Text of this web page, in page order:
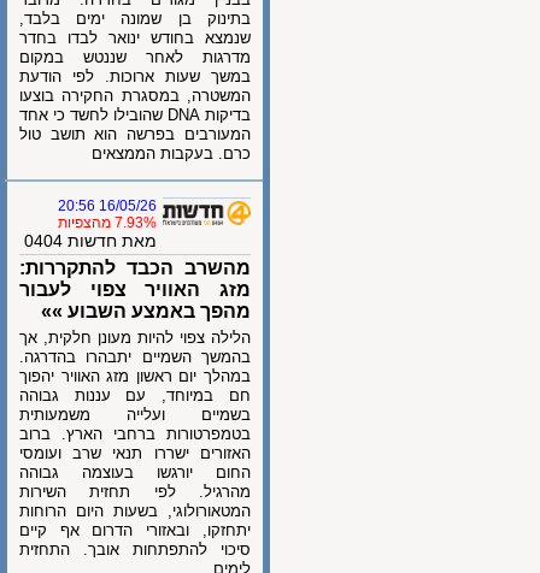
בתינוק בן שמונה ימים בלבד,
שנמצא בחודש ינואר לבדו בחדר
מדרגות לאחר שננטש במקום
במשך שעות ארוכות. לפי הודעת
המשטרה, במסגרת החקירה בוצעו
בדיקות DNA שהובילו לחשד כי אחד
המעורבים בפרשה הוא תושב טול
כרם. בעקבות הממצאים
16/05/26 20:56
7.93% מהצפיות
מאת חדשות 0404
מהשרב הכבד להתקררות:
מזג האוויר צפוי לעבור
מהפך באמצע השבוע »»
הלילה צפוי להיות מעונן חלקית, אך
בהמשך השמיים יתבהרו בהדרגה.
במהלך יום ראשון מזג האוויר יהפוך
חם במיוחד, עם עננות גבוהה
בשמיים ועלייה משמעותית
בטמפרטורות ברחבי הארץ. ברוב
האזורים ישררו תנאי שרב ועומסי
החום יורגשו בעוצמה גבוהה
מהרגיל. לפי תחזית השירות
המטאורולוגי, בשעות היום הרוחות
יתחזקו, ובאזורי הדרום אף קיים
סיכוי להתפתחות אובך. התחזית
לימים